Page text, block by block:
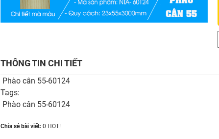
THÔNG TIN CHI TIẾT
Phào cân 55-60124
Tags:
Phào cân 55-60124
Chia sẻ bài viết: 0 HOT!